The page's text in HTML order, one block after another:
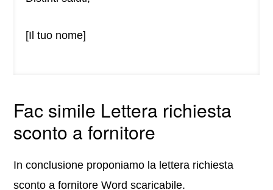
[Il tuo nome]
Fac simile Lettera richiesta
sconto a fornitore
In conclusione proponiamo la lettera richiesta
sconto a fornitore Word scaricabile.